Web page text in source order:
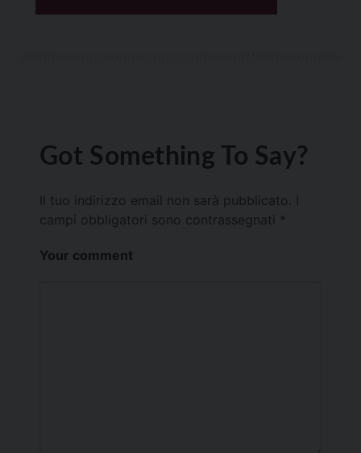
Got Something To Say?
Il tuo indirizzo email non sarà pubblicato.
campi obbligatori sono contrassegnati *
Your comment